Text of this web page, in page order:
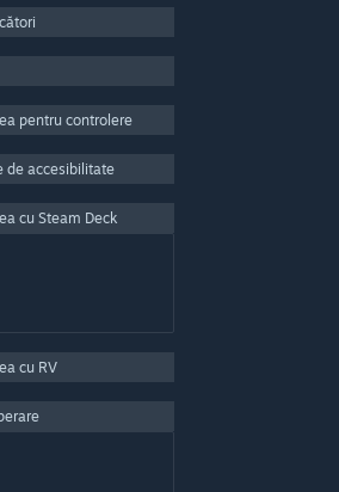
pentru controlere
de accesibilitate
cu Steam Deck
cu RV